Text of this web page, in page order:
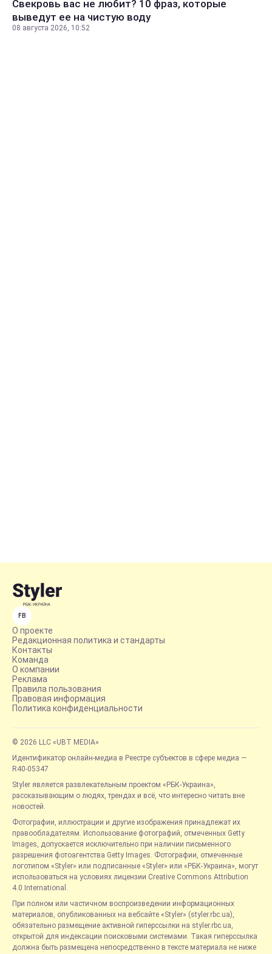
Свекровь вас не любит? 10 фраз, которые
выведут ее на чистую воду
08 августа 2026, 10:52
FB
О проекте
Редакционная политика и стандарты
Контакты
Команда
О компании
Реклама
Правила пользования
Правовая информация
Политика конфиденциальности
© 2026 LLC «UBT MEDIA»
Идентификатор онлайн-медиа в Реестре субъектов в сфере медиа —
R40-05347
Styler является развлекательным проектом «РБК-Украина»,
рассказывающим о людях, трендах и всё, что интересно читать вне
новостей.
Фотографии, иллюстрации и другие изображения принадлежат их
правообладателям. Использование фотографий, отмеченных Getty
Images, допускается исключительно при наличии письменного
разрешения фотоагентства Getty Images. Фотографии, отмеченные
логотипом «Styler» или подписанные «Styler» или «РБК-Украина», могут
использоваться на условиях лицензии Creative Commons Attribution
4.0 International.
При полном или частичном воспроизведении информационных
материалов, опубликованных на вебсайте «Styler» (styler.rbc.ua),
обязательно размещение активной гиперссылки на styler.rbc.ua,
открытой для индексации поисковыми системами. Такая гиперссылка
должна быть размещена непосредственно в тексте материала не ниже